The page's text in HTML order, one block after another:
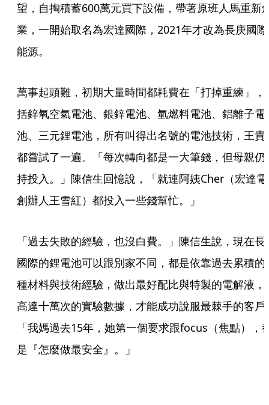
望，自掏積蓄600萬元買下設備，帶著原班人馬重新
業，一開始取名為宏達國際，2021年才改為長庚國際
能源。
萬事起頭難，初期大量時間都耗費在「打掉重練」，
括鋅氧空氣電池、銀鋅電池、氫燃料電池、鋁離子電
池、三元鋰電池，所有叫得出名號的電池技術，王貴
都嘗試了一遍。「每次轉向都是一大筆錢，但母親仍
持投入。」陳信生回憶說，「就連阿姨Cher（宏達電
創辦人王雪紅）都投入一些錢幫忙。」
「過去失敗的經驗，也沒白費。」陳信生說，現在長
國際的鋰電池可以跟別家不同，都是依靠過去累積的
種材料與技術經驗，做出最好配比與特製的電解液，
高達十萬次的實驗數據，才能成功說服最棘手的客戶
「我媽過去15年，她第一個要求跟focus（焦點），
是『怎麼做最安全』。」